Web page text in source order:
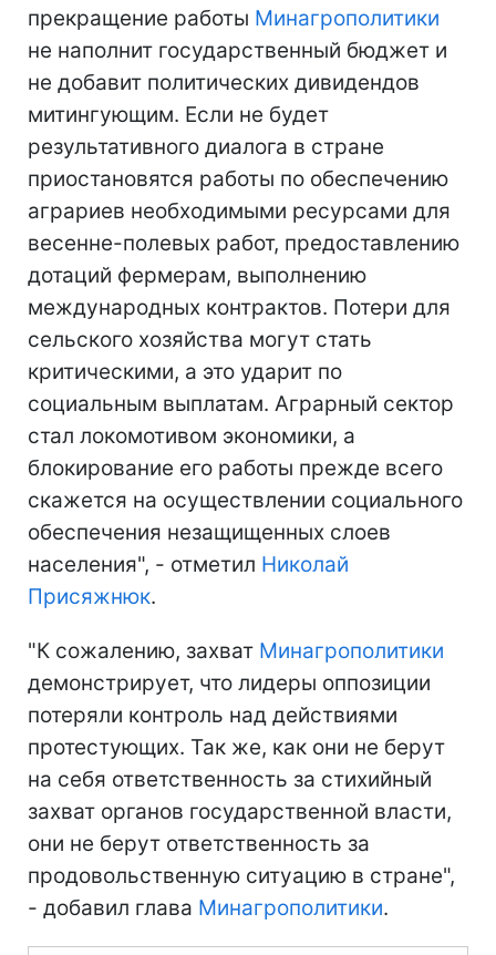
прекращение работы Минагрополитики
не наполнит государственный бюджет и
не добавит политических дивидендов
митингующим. Если не будет
результативного диалога в стране
приостановятся работы по обеспечению
аграриев необходимыми ресурсами для
весенне-полевых работ, предоставлению
дотаций фермерам, выполнению
международных контрактов. Потери для
сельского хозяйства могут стать
критическими, а это ударит по
социальным выплатам. Аграрный сектор
стал локомотивом экономики, а
блокирование его работы прежде всего
скажется на осуществлении социального
обеспечения незащищенных слоев
населения", - отметил Николай
Присяжнюк.
"К сожалению, захват Минагрополитики
демонстрирует, что лидеры оппозиции
потеряли контроль над действиями
протестующих. Так же, как они не берут
на себя ответственность за стихийный
захват органов государственной власти,
они не берут ответственность за
продовольственную ситуацию в стране",
- добавил глава Минагрополитики.